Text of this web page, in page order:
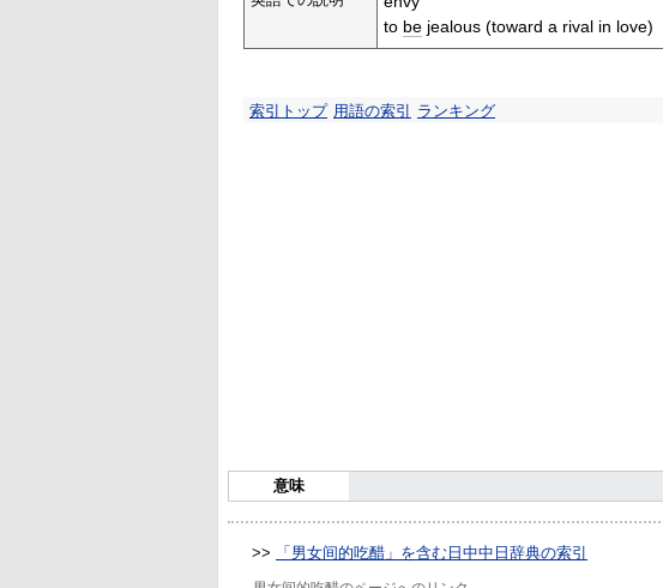
to be jealous (toward a rival in love)
索引トップ 用語の索引 ランキング
意味
>> 「男女间的吃醋」を含む日中中日辞典の索引